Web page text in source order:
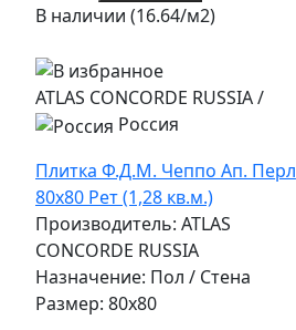
В наличии (16.64/м2)
ATLAS CONCORDE RUSSIA/
Россия
Плитка Ф.Д.М. Чеппо Ап. Перл
80х80 Рет (1,28 кв.м.)
Производитель: ATLAS
CONCORDE RUSSIA
Назначение: Пол / Стена
Размер: 80x80